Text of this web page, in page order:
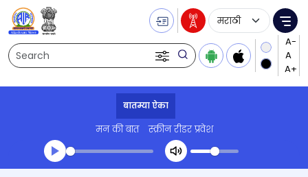
Search
Language
बातम्या ऐका
मन की बात स्क्रीन रीडर प्रवेश
Transcript summary